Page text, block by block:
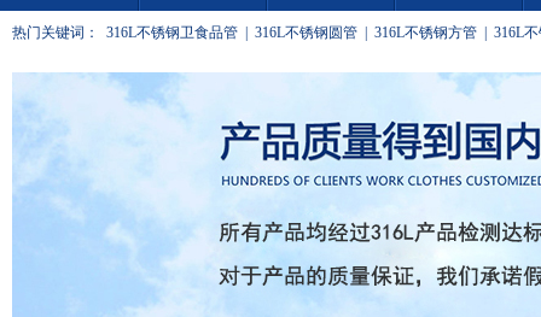
热门关键词： 316L不锈钢卫食品管 316L不锈钢圆管 316L不锈钢方管
316L